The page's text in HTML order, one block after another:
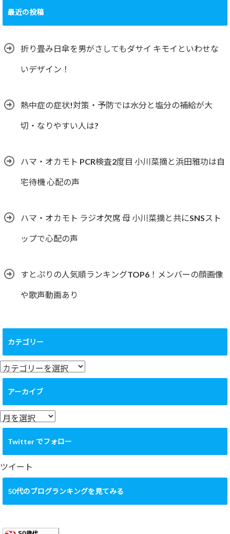
最近の投稿
折り畳み日傘を男がさしてもダサイ キモイといわせな
いデザイン！
熱中症の症状!対策・予防では水分と塩分の補給が大
切・なりやすい人は?
ハマ・オカモト PCR検査2度目 小川菜摘と浜田雅功は自
宅待機 心配の声
ハマ・オカモト ラジオ欠席 母 小川菜摘と共にSNSスト
ップで心配の声
すとぷりの人気順ランキングTOP6！メンバーの顔画像
や歌声動画あり
カテゴリー
カ
テ
リ
ー
アーカイブ
ア
ー
イ
ブ
Twitter でフォロー
ツイート
50代のブログランキングを見てみる